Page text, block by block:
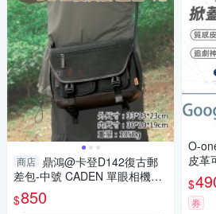
商店 鼎鴻@卡登D142復古郵
差包-中號 CADEN 單眼相機包
手提 單肩相機包 斜跨包 可收三
腳架 斜肩包
$850
O-
皮革
$
券